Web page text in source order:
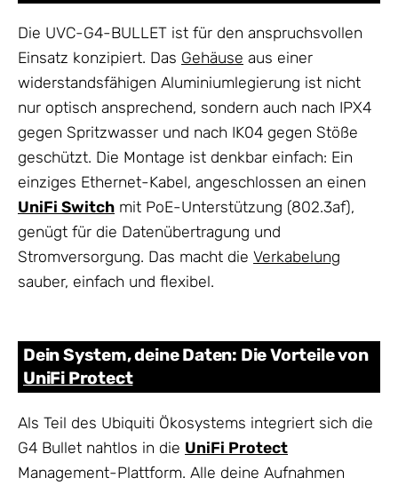
Die UVC-G4-BULLET ist für den anspruchsvollen
Einsatz konzipiert. Das Gehäuse aus einer
widerstandsfähigen Aluminiumlegierung ist nicht
nur optisch ansprechend, sondern auch nach IPX4
gegen Spritzwasser und nach IK04 gegen Stöße
geschützt. Die Montage ist denkbar einfach: Ein
einziges Ethernet-Kabel, angeschlossen an einen
UniFi Switch mit PoE-Unterstützung (802.3af),
genügt für die Datenübertragung und
Stromversorgung. Das macht die Verkabelung
sauber, einfach und flexibel.
Dein System, deine Daten: Die Vorteile von
UniFi Protect
Als Teil des Ubiquiti Ökosystems integriert sich die
G4 Bullet nahtlos in die UniFi Protect
Management-Plattform. Alle deine Aufnahmen